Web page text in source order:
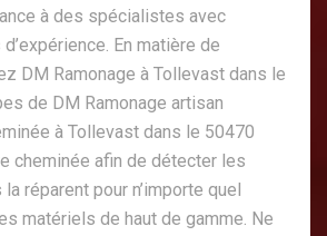
à des spécialistes avec
En matière de
DM Ramonage à Tollevast dans le
de DM Ramonage artisan
à Tollevast dans le 50470
cheminée afin de détecter les
réparent pour n’importe quel
matériels de haut de gamme. Ne